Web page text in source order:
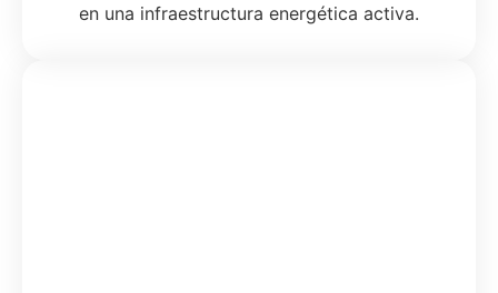
en una infraestructura energética activa.